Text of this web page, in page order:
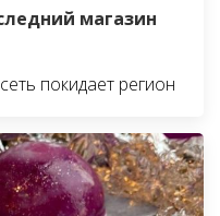
магазин
покидает регион